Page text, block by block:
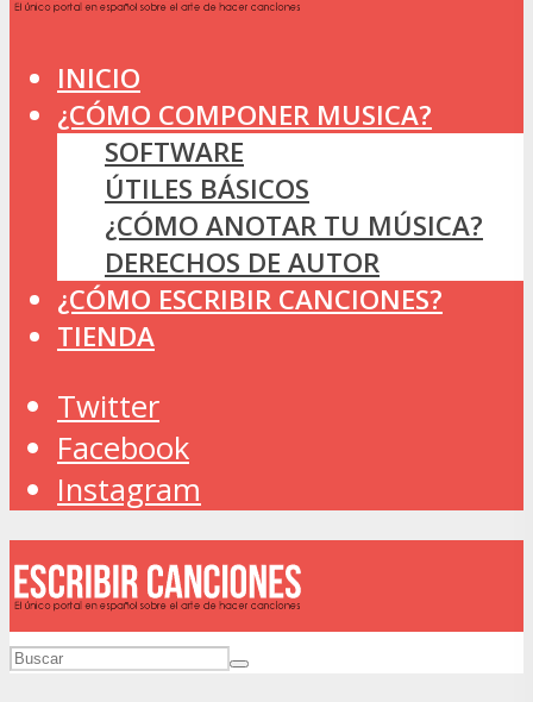
INICIO
¿CÓMO COMPONER MUSICA?
SOFTWARE
ÚTILES BÁSICOS
¿CÓMO ANOTAR TU MÚSICA?
DERECHOS DE AUTOR
¿CÓMO ESCRIBIR CANCIONES?
TIENDA
Twitter
Facebook
Instagram